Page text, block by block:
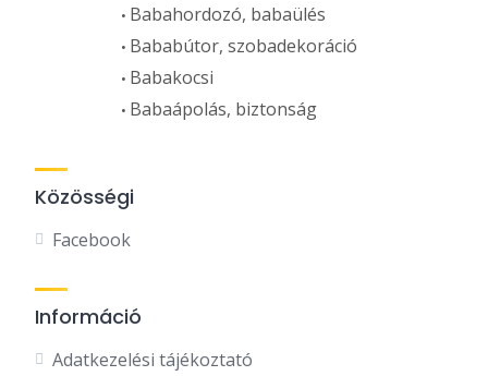
Babahordozó, babaülés
Bababútor, szobadekoráció
Babakocsi
Babaápolás, biztonság
Közösségi
Facebook
Információ
Adatkezelési tájékoztató